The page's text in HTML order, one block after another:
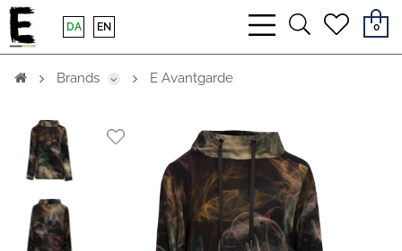
bars
light
searchheart
0
DA EN
Brands E Avantgarde